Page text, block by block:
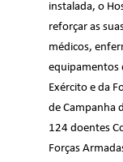
instalada, o
reforçar as
médicos,
equipamentos
Exército e da
de Campanha
124 doentes
Forças